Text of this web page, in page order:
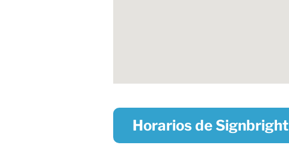
Horarios de